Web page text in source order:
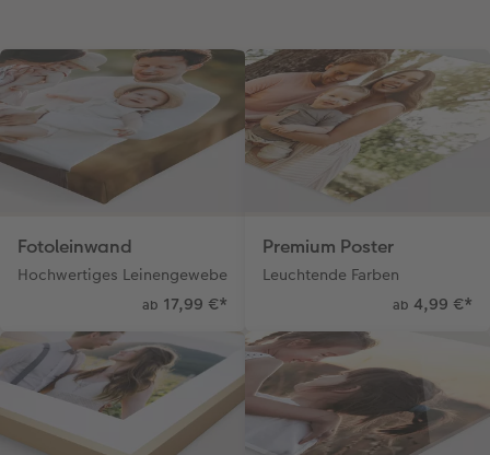
Fotoleinwand
Hochwertiges Leinengewebe
ab 17,99 €*
Premium Poster
Leuchtende Farben
ab 4,99 €*